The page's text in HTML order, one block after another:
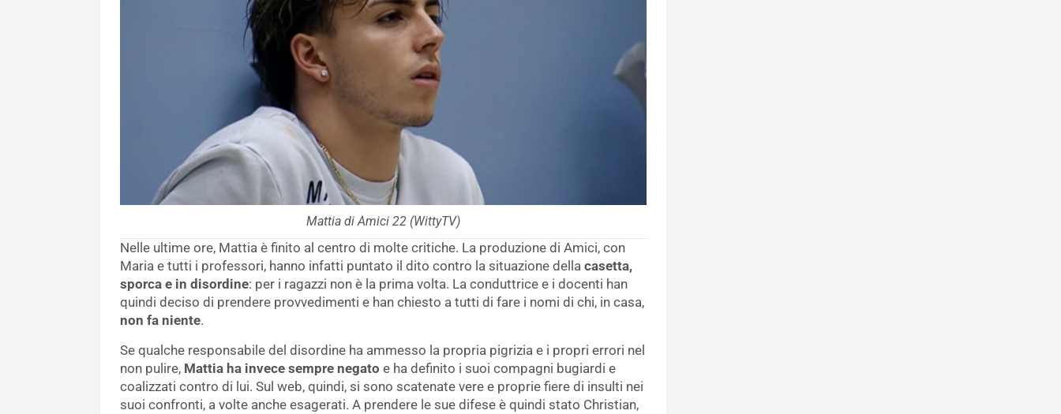
Mattia di Amici 22 (WittyTV)
Nelle ultime ore, Mattia è finito al centro di molte critiche. La produzione di Amici, con
Maria e tutti i professori, hanno infatti puntato il dito contro la situazione della casetta,
sporca e in disordine: per i ragazzi non è la prima volta. La conduttrice e i docenti han
quindi deciso di prendere provvedimenti e han chiesto a tutti di fare i nomi di chi, in casa,
non fa niente.
Se qualche responsabile del disordine ha ammesso la propria pigrizia e i propri errori nel
non pulire, Mattia ha invece sempre negato e ha definito i suoi compagni bugiardi e
coalizzati contro di lui. Sul web, quindi, si sono scatenate vere e proprie fiere di insulti nei
suoi confronti, a volte anche esagerati. A prendere le sue difese è quindi stato Christian,